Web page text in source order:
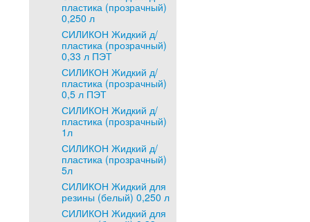
пластика (прозрачный)
0,250 л
СИЛИКОН Жидкий д/
пластика (прозрачный)
0,33 л ПЭТ
СИЛИКОН Жидкий д/
пластика (прозрачный)
0,5 л ПЭТ
СИЛИКОН Жидкий д/
пластика (прозрачный)
1л
СИЛИКОН Жидкий д/
пластика (прозрачный)
5л
СИЛИКОН Жидкий для
резины (белый) 0,250 л
СИЛИКОН Жидкий для